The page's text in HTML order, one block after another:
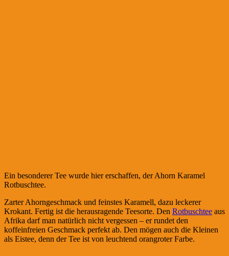
Ein besonderer Tee wurde hier erschaffen, der Ahorn Karamel
Rotbuschtee.
Zarter Ahorngeschmack und feinstes Karamell, dazu leckerer
Krokant. Fertig ist die herausragende Teesorte. Den Rotbuschtee aus
Afrika darf man natürlich nicht vergessen – er rundet den
koffeinfreien Geschmack perfekt ab. Den mögen auch die Kleinen
als Eistee, denn der Tee ist von leuchtend orangroter Farbe.